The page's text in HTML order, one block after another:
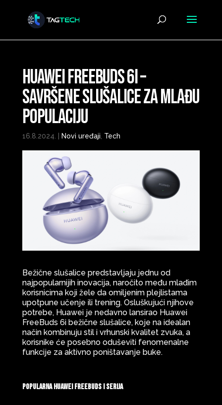
Huawei FreeBuds 6i –
savršene slušalice za mlađu
populaciju
16.8.2024. Novi uređaji Tech
Bežične slušalice predstavljaju jednu od
najpopularnijih inovacija, naročito među mlađim
korisnicima koji žele da omiljenim plejlistama
upotpune učenje ili trening. Osluškujući njihove
potrebe, Huawei je nedavno lansirao Huawei
FreeBuds 6i bežične slušalice, koje na idealan
način kombinuju stil i vrhunski kvalitet zvuka, a
korisnike će posebno oduševiti fenomenalne
funkcije za aktivno poništavanje buke.
Popularna Huawei FreeBuds i serija